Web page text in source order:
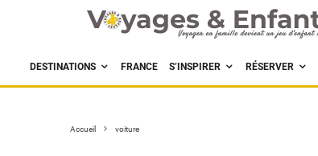
DESTINATIONS FRANCE S’INSPIRER RÉSERVER
Accueil voiture